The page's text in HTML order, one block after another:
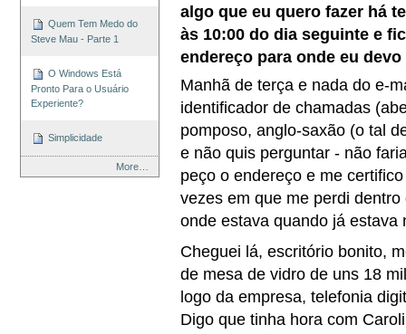
Quem Tem Medo do
Steve Mau - Parte 1
O Windows Está
Pronto Para o Usuário
Experiente?
Simplicidade
More…
algo que eu quero fazer há
às 10:00 do dia seguinte e
endereço para onde eu devo
Manhã de terça e nada do e-
identificador de chamadas
pomposo, anglo-saxão (o tal
e não quis perguntar - não
peço o endereço e me
vezes em que me perdi
onde estava quando já estava
Cheguei lá, escritório bonito,
de mesa de vidro de uns 18
logo da empresa, telefonia
Digo que tinha hora com